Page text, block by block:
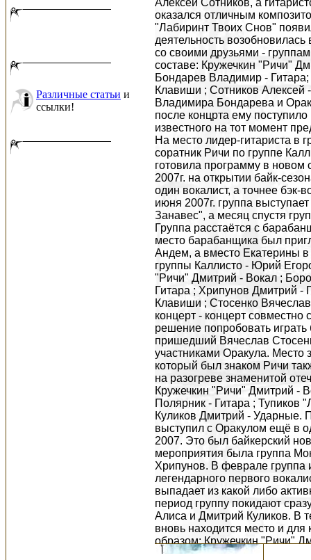
Различные статьи и
ссылки!
Алексей Сотников, а
оказался отличным
"Лабиринт Твоих Снов"
деятельность
со своими друзьями -
составе: Кружечкин "Ричи"
Бондарев Владимир -
Клавиши ; Сотников Алексей
Владимира Бондарева и
после концрта ему
известного на тот момент
На место лидер-гитариста в
соратник Ричи по группе
готовила программу в новом
2007г. на открытии байк-
один вокалист, а точнее бэк-
июня 2007г. группа
Занавес", а месяц спустя
Группа расстаётся с
место барабанщика был
Андем, а вместо Екатерины
группы Каллисто - Юрий
"Ричи" Дмитрий - Вокал ;
Гитара ; Хрипунов Дмитрий
Клавиши ; Стосенко
концерт - концерт
решение попробовать играть
пришедший Вячеслав
участниками Оракула. Место
который был знаком Ричи
на разогреве знаменитой
Кружечкин "Ричи" Дмитрий -
Полярник - Гитара ; Тупиков
Куликов Дмитрий - Ударные.
выступил с Оракулом ещё в
2007. Это был байкерский
мероприятия была группа
Хрипунов. В феврале группа
легендарного первого
выпадает из какой либо
период группу покидают
Алиса и Дмитрий Куликов. В
вновь находится место и
образом: Кружечкин "Ричи"
Тупиков "Лекс" Алексей -